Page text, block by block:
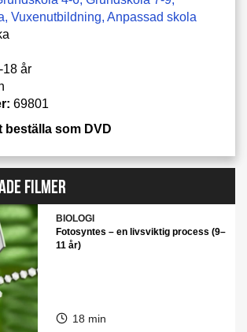
Vuxenutbildning Anpassad skola
18 år
69801
beställa som DVD
FILMER
BIOLOGI
Fotosyntes – en livsviktig process (9–
11 år)
18 min